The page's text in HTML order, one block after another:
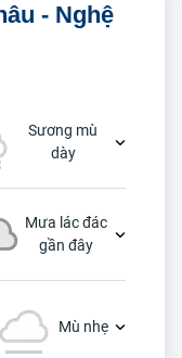
- Nghệ
Sương mù
dày
Mưa lác đác
gần đây
Mù nhẹ